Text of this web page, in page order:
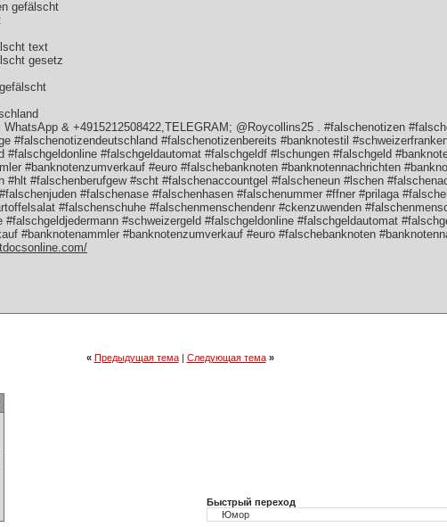
gefälscht
text
gesetz
& +4915212508422,TELEGRAM; @Roycollins25 . #falschenotizen
#falschenotizendeutschland #falschenotizenbereits #banknotestil
#falschgeldonline #falschgeldautomat #falschgeldf #lschungen #falschgeld
#banknotenzumverkauf #euro #falschebanknoten #banknotennachrichten
#hlt #falschenberufgew #scht #falschenaccountgel #falscheneun #lschen
#falschenase #falschenhasen #falschenummer #ffner #prilaga
#falschenschuhe #falschenmenschendenr #ckenzuwenden
#schweizergeld #falschgeldonline #falschgeldautomat
#banknotenammler #banknotenzumverkauf #euro #falschebanknoten
« Предыдущая тема| Следующая тема »
Быстрый переход